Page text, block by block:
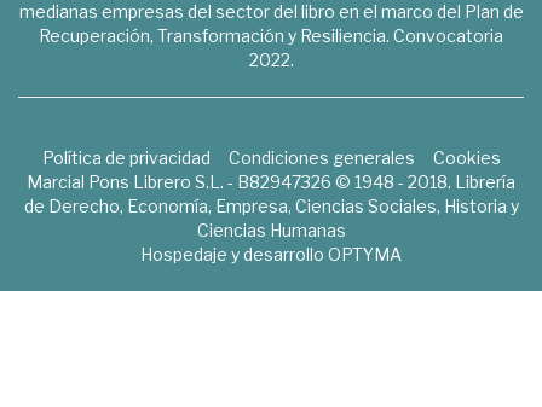
medianas empresas del sector del libro en el marco del Plan de
Recuperación, Transformación y Resiliencia. Convocatoria
2022.
Política de privacidad Condiciones generales
Cookies
Marcial Pons Librero S.L. - B82947326 © 1948 - 2018. Librería
de Derecho, Economía, Empresa, Ciencias Sociales, Historia y
Ciencias Humanas
Hospedaje y desarrollo OPTYMA